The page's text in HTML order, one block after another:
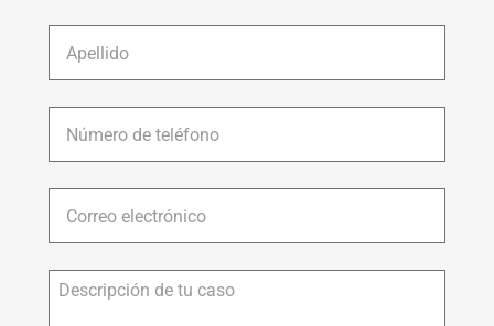
Apellido *
Número
de
teléfono *
Correo
electrónico *
Descripción